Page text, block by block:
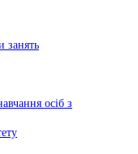
занять
осіб з